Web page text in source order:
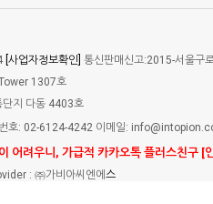
[사업자정보확인] 통신판매신고:2015-서울구
1307호
단지 다동 4403호
호: 02-6124-4242 이메일:
어려우니, 가급적 카카오톡 플러스친구 [
: ㈜가비아씨엔에 스